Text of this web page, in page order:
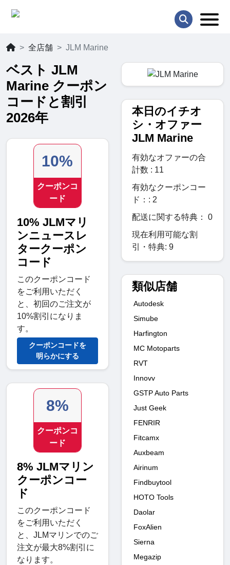
全店舗 JLM Marine
ベスト JLM
Marine クーポン
コードと割引
2026年
10%
クーポンコ
ード
10% JLMマリ
ンニュースレ
タークーポン
コード
このクーポンコード
をご利用いただく
と、初回のご注文が
10%割引になりま
す。
クーポンコードを
明らかにする
8%
クーポンコ
ード
8% JLMマリン
クーポンコー
ド
このクーポンコード
をご利用いただく
と、JLMマリンでのご
注文が最大8%割引に
なります。
本日のイチオ
シ・オファー
JLM Marine
有効なオファーの合
計数 : 11
有効なクーポンコー
ド：: 2
配送に関する特典： 0
現在利用可能な割
引・特典: 9
類似店舗
Autodesk
Simube
Harfington
MC Motoparts
RVT
Innovv
GSTP Auto Parts
Just Geek
FENRIR
Fitcamx
Auxbeam
Airinum
Findbuytool
HOTO Tools
Daolar
FoxAlien
Sierna
Megazip